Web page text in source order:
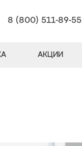
8 (800) 511-89-55
АКЦИИ